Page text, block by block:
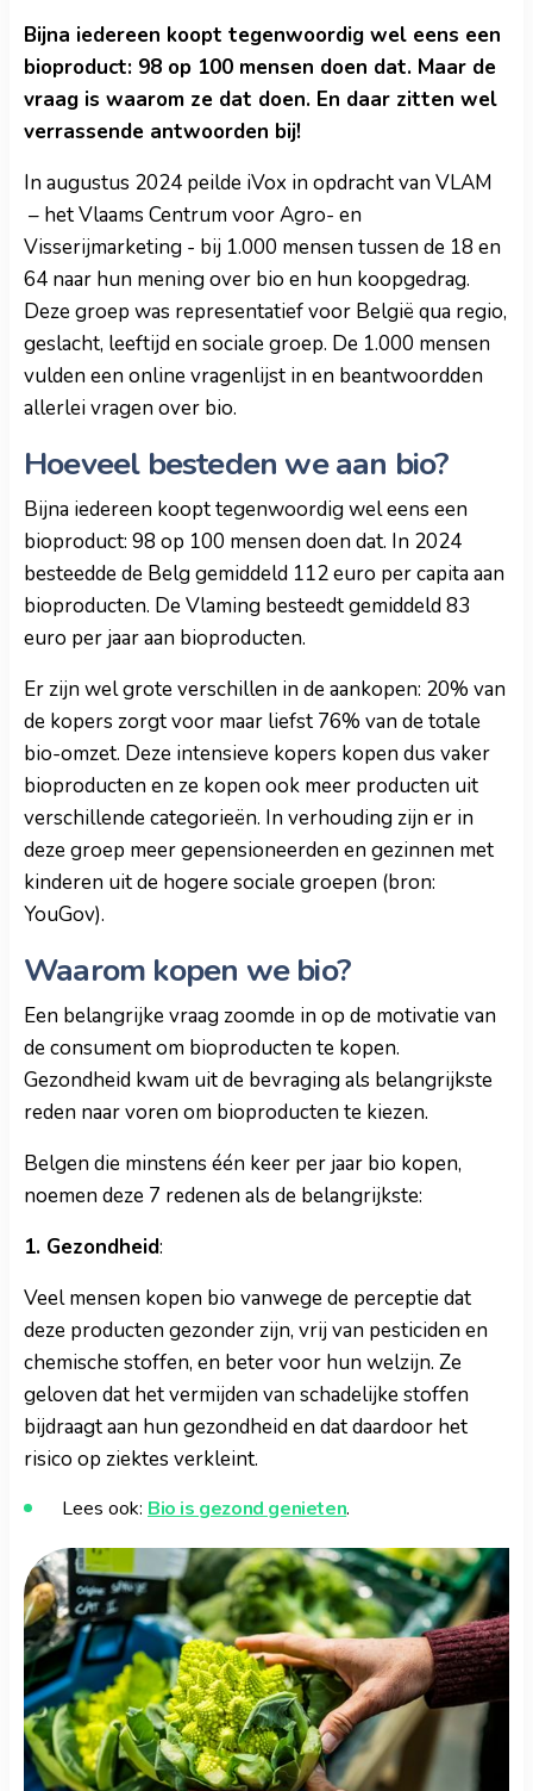
Bijna iedereen koopt tegenwoordig wel eens een
bioproduct: 98 op 100 mensen doen dat. Maar de
vraag is waarom ze dat doen. En daar zitten wel
verrassende antwoorden bij!
In augustus 2024 peilde iVox in opdracht van VLAM
– het Vlaams Centrum voor Agro- en
Visserijmarketing - bij 1.000 mensen tussen de 18 en
64 naar hun mening over bio en hun koopgedrag.
Deze groep was representatief voor België qua regio,
geslacht, leeftijd en sociale groep. De 1.000 mensen
vulden een online vragenlijst in en beantwoordden
allerlei vragen over bio.
Hoeveel besteden we aan bio?
Bijna iedereen koopt tegenwoordig wel eens een
bioproduct: 98 op 100 mensen doen dat. In 2024
besteedde de Belg gemiddeld 112 euro per capita aan
bioproducten. De Vlaming besteedt gemiddeld 83
euro per jaar aan bioproducten.
Er zijn wel grote verschillen in de aankopen: 20% van
de kopers zorgt voor maar liefst 76% van de totale
bio-omzet. Deze intensieve kopers kopen dus vaker
bioproducten en ze kopen ook meer producten uit
verschillende categorieën. In verhouding zijn er in
deze groep meer gepensioneerden en gezinnen met
kinderen uit de hogere sociale groepen (bron:
YouGov).
Waarom kopen we bio?
Een belangrijke vraag zoomde in op de motivatie van
de consument om bioproducten te kopen.
Gezondheid kwam uit de bevraging als belangrijkste
reden naar voren om bioproducten te kiezen.
Belgen die minstens één keer per jaar bio kopen,
noemen deze 7 redenen als de belangrijkste:
1. Gezondheid:
Veel mensen kopen bio vanwege de perceptie dat
deze producten gezonder zijn, vrij van pesticiden en
chemische stoffen, en beter voor hun welzijn. Ze
geloven dat het vermijden van schadelijke stoffen
bijdraagt aan hun gezondheid en dat daardoor het
risico op ziektes verkleint.
Lees ook: Bio is gezond genieten.